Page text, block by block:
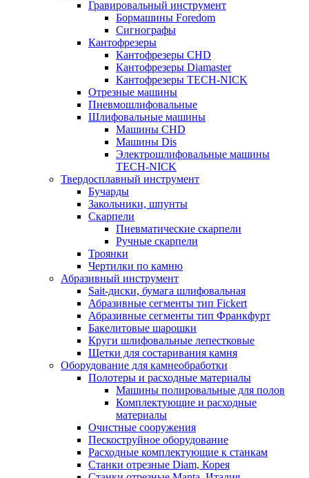
Гравировальный инструмент
Бормашины Foredom
Сигнографы
Кантофрезеры
Кантофрезеры CHD
Кантофрезеры Diamaster
Кантофрезеры TECH-NICK
Отрезные машины
Пневмошлифовальные
Шлифовальные машины
Машины CHD
Машины Dis
Электрошлифовальные машины
TECH-NICK
Твердосплавный инструмент
Бучарды
Закольники, шпунты
Скарпели
Пневматические скарпели
Ручные скарпели
Троянки
Чертилки по камню
Абразивный инструмент
Sait-диски, бумага шлифовальная
Абразивные сегменты тип Fickert
Абразивные сегменты тип Франкфурт
Бакелитовые шарошки
Круги шлифовальные лепестковые
Щетки для состаривания камня
Оборудование для камнеобработки
Полотеры и расходные материалы
Машины полировальные для полов
Комплектующие и расходные
материалы
Очистные сооружения
Пескоструйное оборудование
Расходные комплектующие к станкам
Станки отрезные Diam, Корея